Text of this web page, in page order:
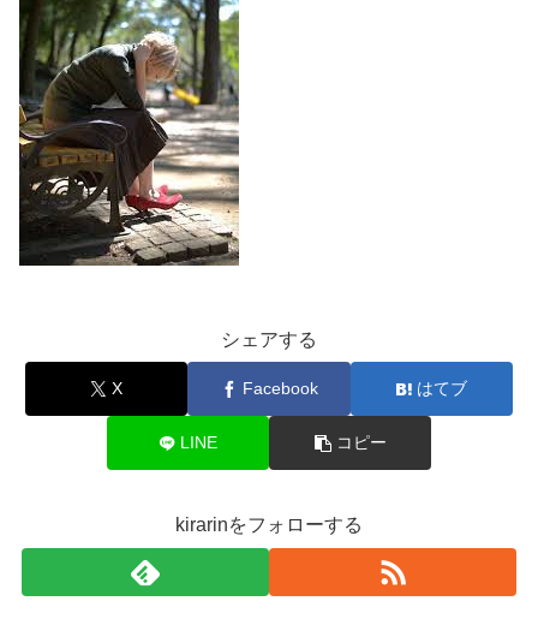
シェアする
X Facebook はてブ
LINE コピー
kirarinをフォローする